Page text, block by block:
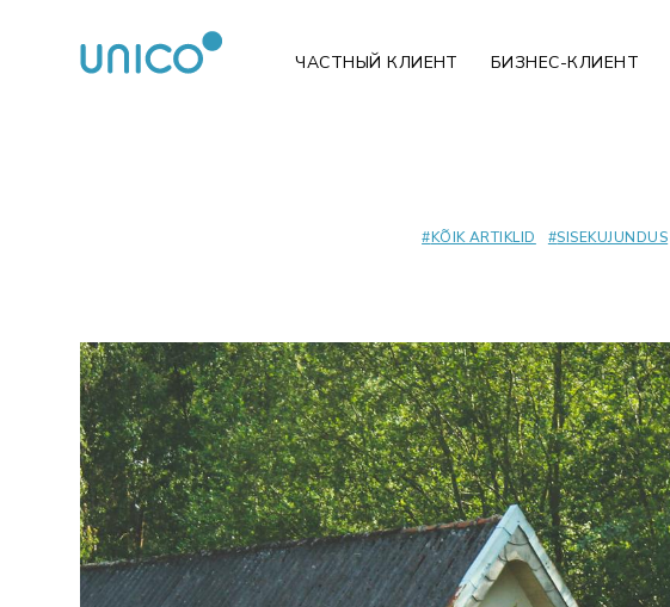
ЧАСТНЫЙ КЛИЕНТ БИЗНЕС-КЛИЕНТ
#KÕIK ARTIKLID #SISEKUJUNDUS